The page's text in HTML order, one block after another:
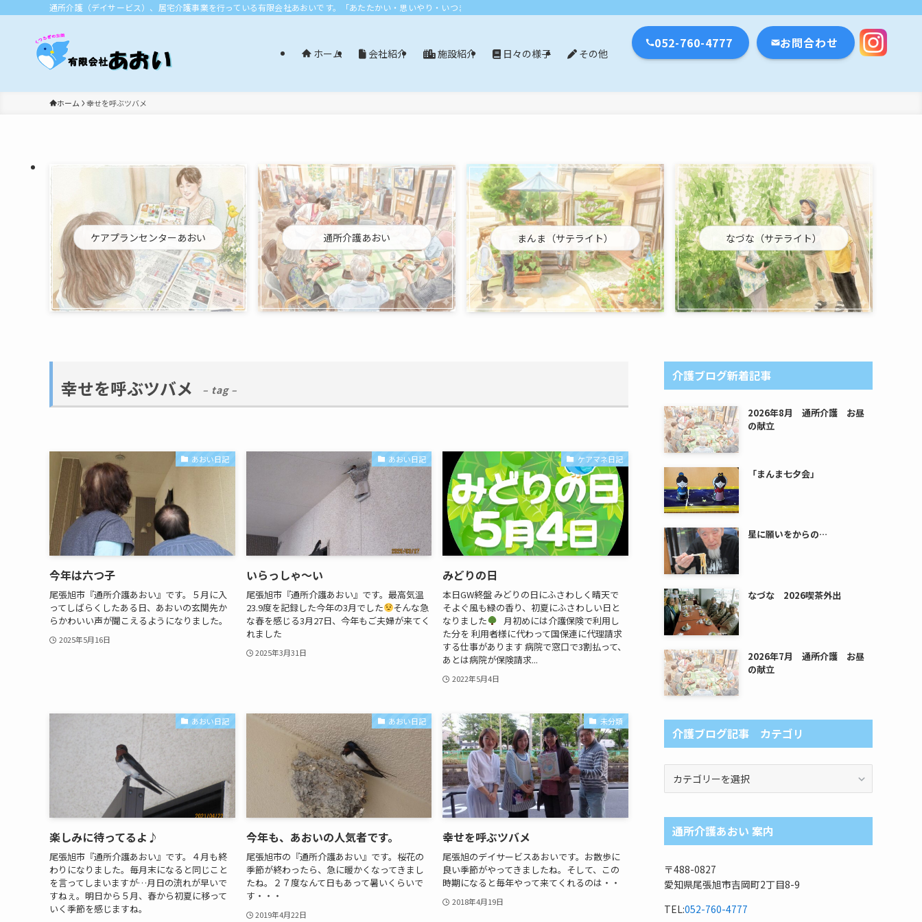
通所介護（デイサービス）、居宅介護事業を行っている有限会社あおいです。「あたたかい・思いやり・いつまでも」エリア：尾張旭市・長久手市・瀬戸市・名古屋市
ホーム 会社紹介 施設紹介 日々の様子 その他
052-760-4777 お問合わせ
ホーム 幸せを呼ぶツバメ
ケアプランセンターあおい 通所介護あおい まんま（サテライト） なづな（サテライト）
幸せを呼ぶツバメ – tag –
あおい日記
今年は六つ子
尾張旭市『通所介護あおい』です。５月に入
ってしばらくしたある日、あおいの玄関先か
らかわいい声が聞こえるようになりました。
2025年5月16日
あおい日記
いらっしゃ～い
尾張旭市『通所介護あおい』です。最高気温
23.9度を記録した今年の3月でした
そんな急
な春を感じる3月27日、今年もご夫婦が来てく
れました
2025年3月31日
ケアマネ日記
みどりの日
本日GW終盤 みどりの日にふさわしく晴天で
そよぐ風も緑の香り、初夏にふさわしい日と
なりました
月初めには介護保険で利用し
た分を 利用者様に代わって国保連に代理請求
する仕事があります 病院で窓口で3割払って、
あとは病院が保険請求...
2022年5月4日
あおい日記
楽しみに待ってるよ♪
尾張旭市『通所介護あおい』です。４月も終
わりになりました。毎月末になると同じこと
を言ってしまいますが…月日の流れが早いで
すねぇ。明日から５月、春から初夏に移って
いく季節を感じますね。
あおい日記
今年も、あおいの人気者です。
尾張旭市の『通所介護あおい』です。桜花の
季節が終わったら、急に暖かくなってきまし
たね。２７度なんて日もあって暑いくらいで
す・・・
2019年4月22日
未分類
幸せを呼ぶツバメ
尾張旭のデイサービスあおいです。お散歩に
良い季節がやってきましたね。そして、この
時期になると毎年やって来てくれるのは・・
2018年4月19日
介護ブログ新着記事
2026年8月 通所介護 お昼
の献立
「まんま七夕会」
星に願いをからの…
なづな 2026喫茶外出
2026年7月 通所介護 お昼
の献立
介護ブログ記事 カテゴリ
ロ
グ
記
カ
テ
ゴ
通所介護あおい 案内
〒488-0827
愛知県尾張旭市吉岡町2丁目8-9
TEL:052-760-4777